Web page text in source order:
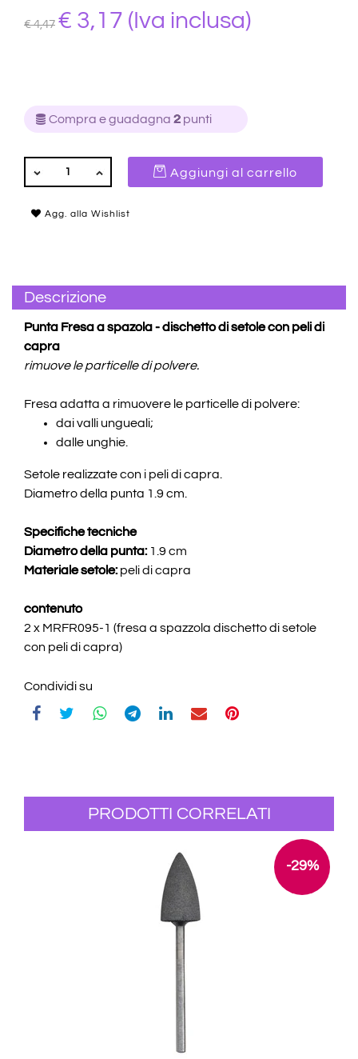
€ 4,47 € 3,17 (Iva inclusa)
Compra e guadagna 2 punti
QUANTITÀ
Aggiungi al carrello
Agg. alla Wishlist
Descrizione
Punta Fresa a spazola - dischetto di setole con peli di
capra
rimuove le particelle di polvere.
Fresa adatta a rimuovere le particelle di polvere:
dai valli ungueali;
dalle unghie.
Setole realizzate con i peli di capra.
Diametro della punta 1.9 cm.
Specifiche tecniche
Diametro della punta:1.9 cm
Materiale setole:peli di capra
contenuto
2 x MRFR095-1 (fresa a spazzola dischetto di setole
con peli di capra)
Condividi su
PRODOTTI CORRELATI
-29%